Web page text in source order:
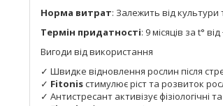
Норма витрат: Залежить від культури
Термін придатності: 9 місяців за t°
Вигоди від використання
✓ Швидке відновлення рослин після
✓ Fitonisстимулює ріст та розвиток
✓ Антистресант активізує фізіологічні